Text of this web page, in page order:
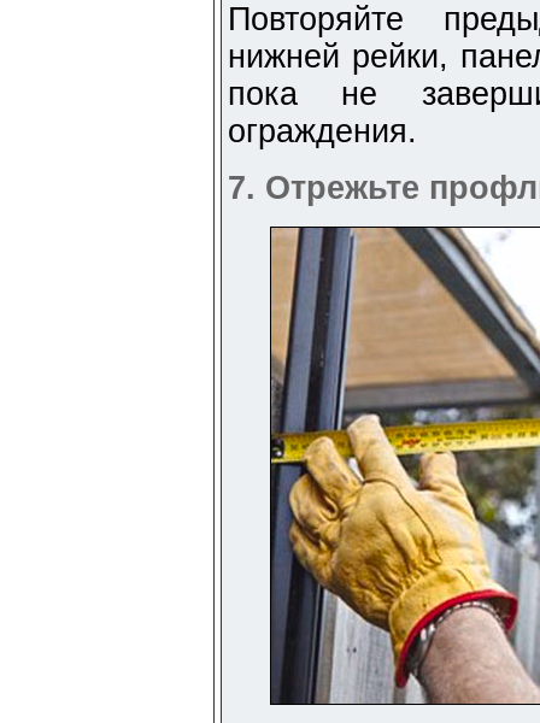
Повторяйте
нижней рейки,
пока не
ограждения.
7. Отрежьте